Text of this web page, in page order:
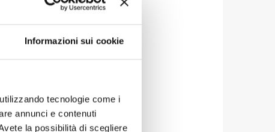
Informazioni sui cookie
tecnologie come i
annunci e contenuti
la possibilità di scegliere
Data pubblicazione: 13.02.2020